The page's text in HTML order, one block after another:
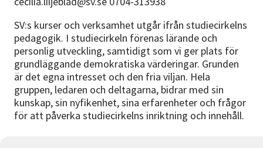
SV:s kurser och verksamhet utgår ifrån studiecirkelns
pedagogik. I studiecirkeln förenas lärande och
personlig utveckling, samtidigt som vi ger plats för
grundläggande demokratiska värderingar. Grunden
är det egna intresset och den fria viljan. Hela
gruppen, ledaren och deltagarna, bidrar med sin
kunskap, sin nyfikenhet, sina erfarenheter och frågor
för att påverka studiecirkelns inriktning och innehåll.